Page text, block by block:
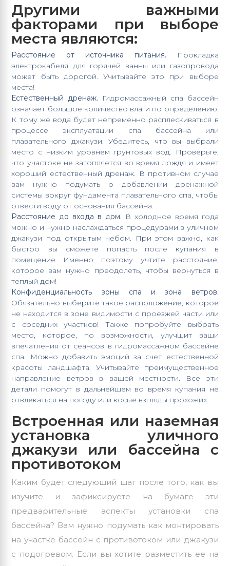
Другими важными
факторами при выборе
места являются:
Расстояние от источника питания.
Прокладка
электрокабеля для горячей ванны или газопровода
может быть дорогой. Учитывайте это при выборе
места!
Естественный дренаж. Гидромассажный спа бассейн
означает большое количество влаги по определению.
К тому же вода будет непременно расплескиваться в
процессе эксплуатации спа бассейна или
плавательного джакузи. Убедитесь, что вы выбрали
место с низким уровнем грунтовых вод. Проверьте,
что участоке не затопляется во время дождя и имеет
хороший естественный дренаж. В противном случае
вам нужно подумать о добавлении дренажной
системы вокруг фундамента плавательного спа, чтобы
отвести воду от основания бассейна.
Расстояние до входа в дом. В холодное время года
можно и нужно наслаждаться процедурами в уличном
джакузи под открытым небом. При этом важно, как
быстро вы сможете попасть после купания в
помещение Именно поэтому учтите расстояние,
которое вам нужно преодолеть, чтобы вернуться в
теплый дом!
Конфиденциальность зоны спа и зона ветров.
Обязательно выберите такое расположение, которое
не находится в зоне видимости с проезжей части или
с соседних участков! Также попробуйте выбрать
место, которое, по возможности, улучшит ваши
впечатления от сеансов в гидромассажном бассейне
спа. Можно добавить эмоций за счет естественной
красоты ландшафта. Учитывайте преимущественное
направление ветров в вашей местности. Все эти
детали помогут в дальнейшем во время купания не
отвлекаться на погоду или косые взгляды прохожих.
Встроенная или наземная
установка уличного
джакузи или бассейна с
противотоком
Каким будет следующий шаг после того, как вы
изучите и зафиксируете на бумаге эти
предварительные аспекты установки спа
бассейна? Вам нужно подумать как монтировать
на участке бассейн с противотоком или джакузи
с подогревом. Если вы хотите разместить ее на